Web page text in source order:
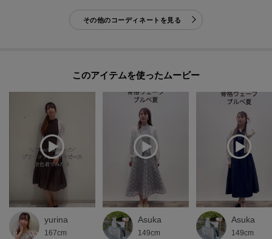
その他のコーディネートを見る
このアイテムを使ったムービー
yurina
167cm
Asuka
149cm
Asuka
149cm